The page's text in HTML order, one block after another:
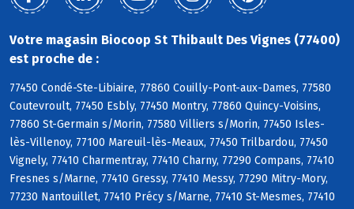
Votre magasin Biocoop St Thibault Des Vignes (77400)
est proche de :
77450 Condé-Ste-Libiaire, 77860 Couilly-Pont-aux-Dames, 77580
Coutevroult, 77450 Esbly, 77450 Montry, 77860 Quincy-Voisins,
77860 St-Germain s/Morin, 77580 Villiers s/Morin, 77450 Isles-
lès-Villenoy, 77100 Mareuil-lès-Meaux, 77450 Trilbardou, 77450
Vignely, 77410 Charmentray, 77410 Charny, 77290 Compans, 77410
Fresnes s/Marne, 77410 Gressy, 77410 Messy, 77290 Mitry-Mory,
77230 Nantouillet, 77410 Précy s/Marne, 77410 St-Mesmes, 77410